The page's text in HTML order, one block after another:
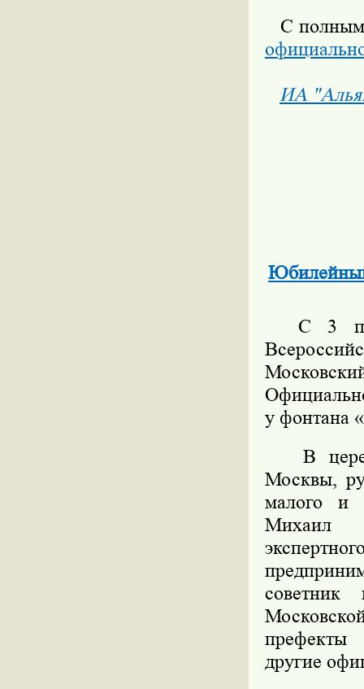
С полным
ИА
С 3 по
у фонтана
В
Москвы,
малого и
Михаил
префекты
другие